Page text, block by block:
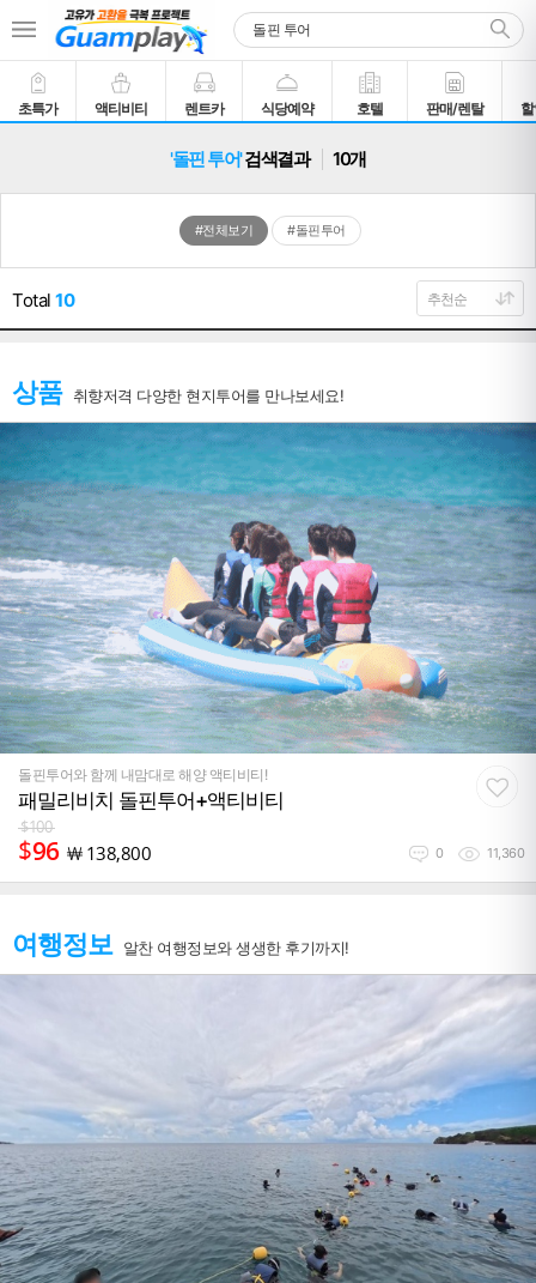
초특가 액티비티 렌트카 식당예약 호텔 판매/렌탈
'돌핀 투어'검색결과 10개
#전체보기 #돌핀투어
Total 10
상품 취향저격 다양한 현지투어를 만나보세요!
돌핀투어와 함께 내맘대로 해양 액티비티!
패밀리비치 돌핀투어+액티비티
$100
$96 ￦ 138,800 0 11,360
여행정보 알찬 여행정보와 생생한 후기까지!